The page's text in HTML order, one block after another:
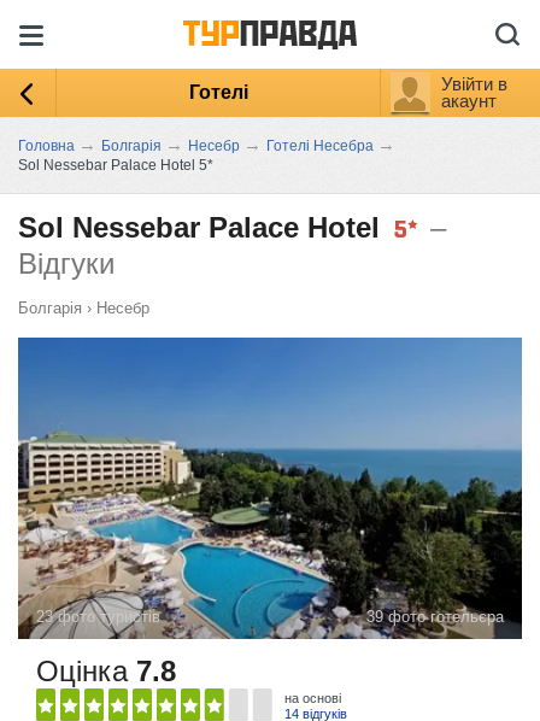
Готелі
Увійти в
акаунт
Головна → Болгарія → Несебр → Готелі Несебра →
Sol Nessebar Palace Hotel 5*
Sol Nessebar Palace Hotel
–
Відгуки
Болгарія › Несебр
23 фото туристів 39 фото готельєра
Оцінка 7.8
на основі
14 відгуків